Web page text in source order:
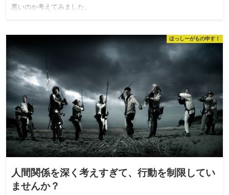
悪いのか考えてみました。
ほっしーがもの申す！
人間関係を深く考えすぎて、行動を制限してい
ませんか？